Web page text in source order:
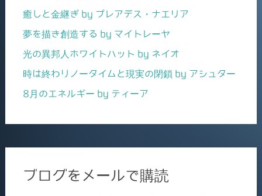
癒しと金継ぎ by プレアデス・ナエリア
夢を描き創造する by マイトレーヤ
光の異邦人ホワイトハット by ネイオ
時は終わりノータイムと現実の閉鎖 by アシュター
8月のエネルギー by ティーア
ブログをメールで購読